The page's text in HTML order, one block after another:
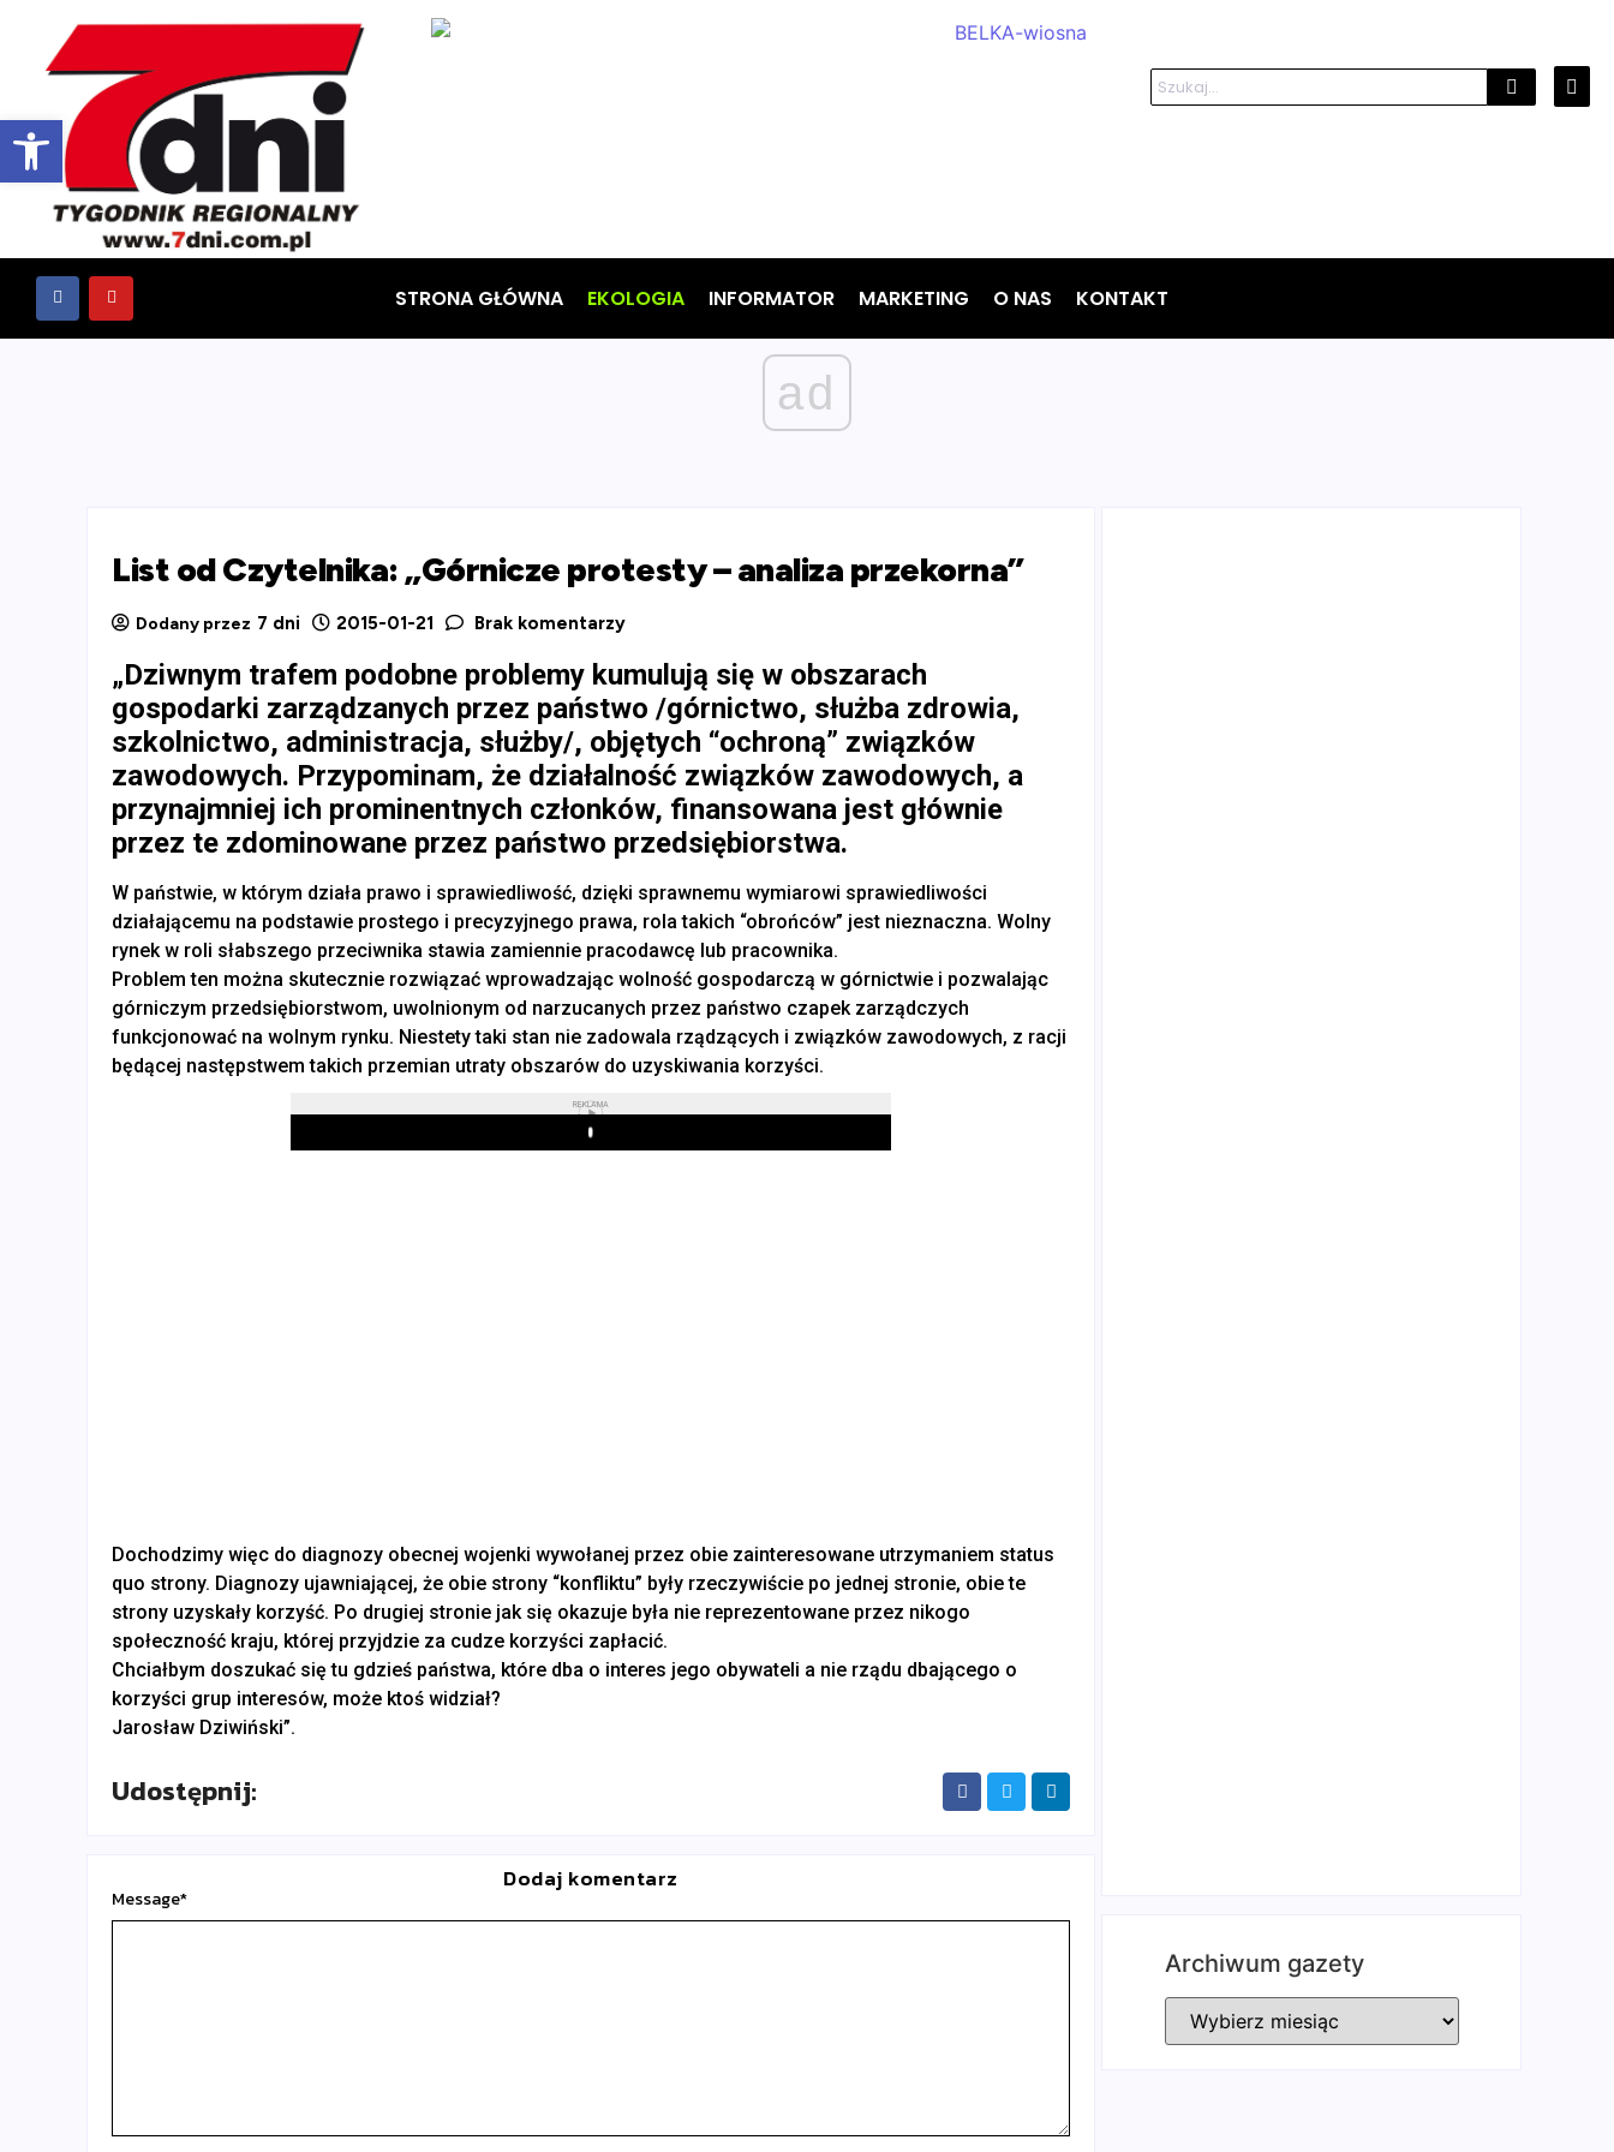
STRONA GŁÓWNA EKOLOGIA INFORMATOR MARKETING O NAS KONTAKT
ad
List od Czytelnika: „Górnicze protesty – analiza przekorna”
Dodany przez 7 dni 2015-01-21 Brak komentarzy
„Dziwnym trafem podobne problemy kumulują się w obszarach
gospodarki zarządzanych przez państwo /górnictwo, służba zdrowia,
szkolnictwo, administracja, służby/, objętych “ochroną” związków
zawodowych. Przypominam, że działalność związków zawodowych, a
przynajmniej ich prominentnych członków, finansowana jest głównie
przez te zdominowane przez państwo przedsiębiorstwa.
W państwie, w którym działa prawo i sprawiedliwość, dzięki sprawnemu wymiarowi sprawiedliwości
działającemu na podstawie prostego i precyzyjnego prawa, rola takich “obrońców” jest nieznaczna. Wolny
rynek w roli słabszego przeciwnika stawia zamiennie pracodawcę lub pracownika.
Problem ten można skutecznie rozwiązać wprowadzając wolność gospodarczą w górnictwie i pozwalając
górniczym przedsiębiorstwom, uwolnionym od narzucanych przez państwo czapek zarządczych
funkcjonować na wolnym rynku. Niestety taki stan nie zadowala rządzących i związków zawodowych, z racji
będącej następstwem takich przemian utraty obszarów do uzyskiwania korzyści.
REKLAMA
Play
Dochodzimy więc do diagnozy obecnej wojenki wywołanej przez obie zainteresowane utrzymaniem status
quo strony. Diagnozy ujawniającej, że obie strony “konfliktu” były rzeczywiście po jednej stronie, obie te
strony uzyskały korzyść. Po drugiej stronie jak się okazuje była nie reprezentowane przez nikogo
społeczność kraju, której przyjdzie za cudze korzyści zapłacić.
Chciałbym doszukać się tu gdzieś państwa, które dba o interes jego obywateli a nie rządu dbającego o
korzyści grup interesów, może ktoś widział?
Jarosław Dziwiński”.
Udostępnij:
Dodaj komentarz
Message*
Archiwum gazety
Otwórz pasek narzędzi